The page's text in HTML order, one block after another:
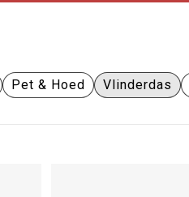
Pet & Hoed Vlinderdas